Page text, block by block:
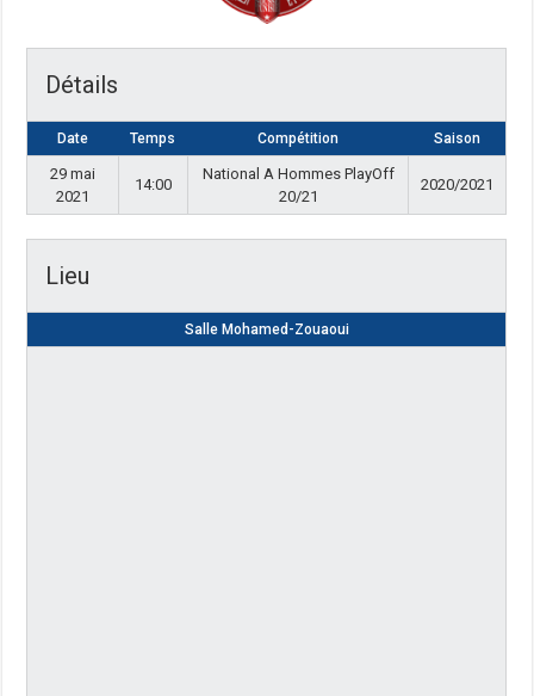
Détails
Date Temps Compétition Saison
29 mai
2021
14:00
National A Hommes PlayOff
20/21
2020/2021
Lieu
Salle Mohamed-Zouaoui